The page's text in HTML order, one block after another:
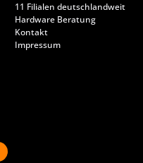
11 Filialen deutschlandweit
Hardware Beratung
Kontakt
Impressum